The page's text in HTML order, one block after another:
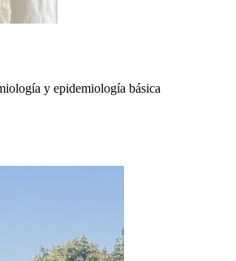
y epidemiología básica